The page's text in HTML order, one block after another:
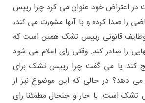
در اعتراض خود عنوان می کرد چرا رییس
را صدا کرده و با آنها مشورت می کند،
وظایف قانونی رییس تشک همین است که
را صادر کند. وقتی رای اعلام می شود
کند یا می گفت چرا رییس تشک برای
دهد؟ در حالی که این موضوع نیز از
تشک است. با جار و جنجال مطمئنا رای